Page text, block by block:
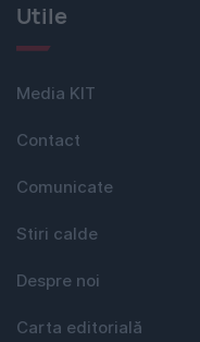
Utile
Media KIT
Contact
Comunicate
Stiri calde
Despre noi
Carta editorială